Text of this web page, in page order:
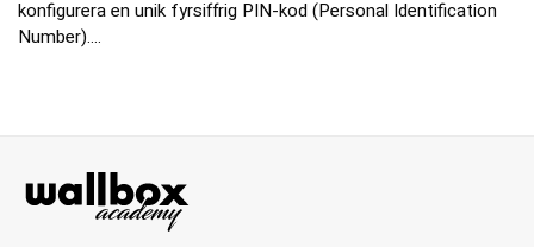
konfigurera en unik fyrsiffrig PIN-kod (Personal Identification
Number)....